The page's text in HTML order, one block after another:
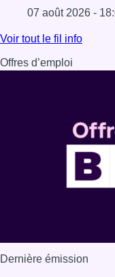
07 août 2026 -
Lire l'article Les
Voir tout le fil info
Offres d’emploi
Dernière émission